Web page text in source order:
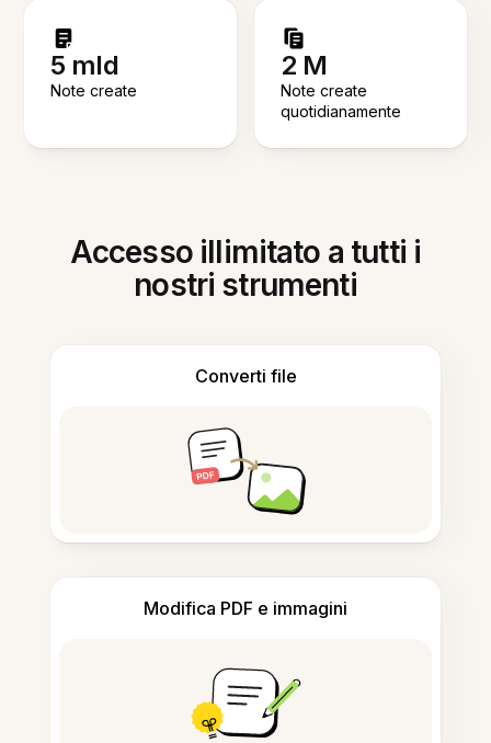
5 mld
Note create
2 M
Note create
quotidianamente
Accesso illimitato a tutti i
nostri strumenti
Converti file
Modifica PDF e immagini